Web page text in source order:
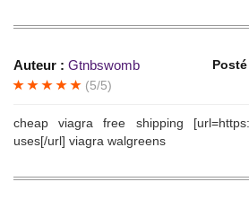
Auteur : Gtnbswomb
(5/5)
cheap viagra free shipping
uses[/url] viagra walgreens